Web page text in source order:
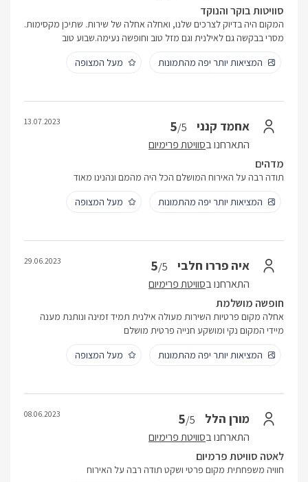
סוויטות בוקר והנוקד
המקום היה בדיוק לצרכים שלנו, ואחלה אחלה של שירות. שתיכן מקסימות.
מסרי בבקשה גם לאילנית וגם מזל טוב וחופשה נעימה.שבוע טוב
המציאות יותר יפה מהתמונות
מעל המצופה
אחמד קנני 5/5
התארחנו בסוויטת פרימיום
13.07.2023
מדהים
תודה רבה על האירוח המושלם הכל היה מהמם ונהנינו מאוד
המציאות יותר יפה מהתמונות
מעל המצופה
איה פררו חלבי 5/5
התארחנו בסוויטת פרימיום
29.06.2023
חופשה מושלמת
אחלה מקום פרטיות השירות מעולה אילנית תמיד זמינה ונותנת מענה
מיידי המקום נקי ומושקע חנייה פרטית מושלם
המציאות יותר יפה מהתמונות
מעל המצופה
מורן הלל 5/5
התארחנו בסוויטת פרימיום
08.06.2023
לאטה סוויטת פרמיום
חוויה משפחתית מקום פרטי ושקט תודה רבה על האירוח